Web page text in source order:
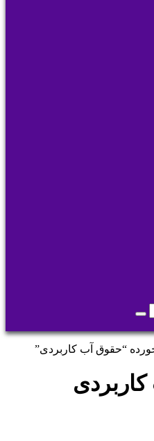
جستجو
برای
“حقوق آب کاربردی”